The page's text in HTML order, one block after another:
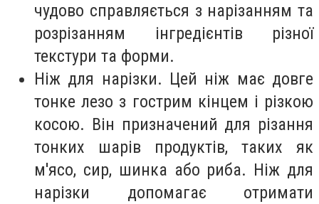
чудово справляється з нарізанням та
розрізанням інгредієнтів різної
текстури та форми.
Ніж для нарізки. Цей ніж має довге
тонке лезо з гострим кінцем і різкою
косою. Він призначений для різання
тонких шарів продуктів, таких як
м'ясо, сир, шинка або риба. Ніж для
нарізки допомагає отримати